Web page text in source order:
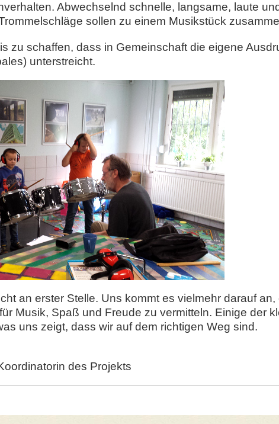
Abwechselnd schnelle, langsame, laute und
sollen zu einem Musikstück
zu schaffen, dass in Gemeinschaft die eigene
unterstreicht.
an erster Stelle. Uns kommt es vielmehr darauf an,
Musik, Spaß und Freude zu vermitteln. Einige der
uns zeigt, dass wir auf dem richtigen Weg sind.
des Projekts